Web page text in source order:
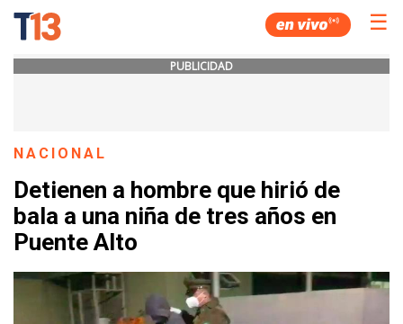
☰
PUBLICIDAD
NACIONAL
Detienen a hombre que hirió de
bala a una niña de tres años en
Puente Alto